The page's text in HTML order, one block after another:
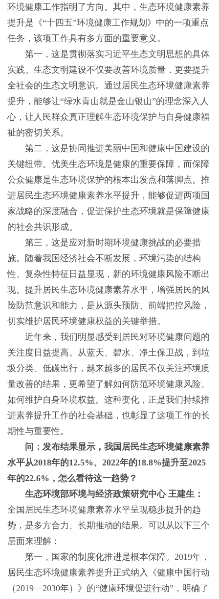
环境健康工作指明了方向。其中，生态环境健康素养
提升是《“十四五”环境健康工作规划》中的一项重点
任务，该项工作具有多方面的重要意义。
第一，这是贯彻落实习近平生态文明思想的具体
实践。生态文明建设不仅要改善环境质量，更要提升
全社会的生态文明意识。通过居民生态环境健康素养
提升，能够让“绿水青山就是金山银山”的理念深入人
心，让人民群众真正理解生态环境保护与自身健康福
祉的密切关系。
第二，这是协同推进美丽中国和健康中国建设的
关键纽带。优美生态环境是健康的重要保障，而保障
公众健康是生态环境保护的根本出发点和落脚点。推
进居民生态环境健康素养水平提升，能够促进两项国
家战略的深度融合，促进保护生态环境就是保障健康
的社会共识形成。
第三，这是应对新时期环境健康挑战的必要措
施。随着我国经济社会不断发展，环境污染的结构
性、复杂性特征日益显现，新的环境健康风险不断出
现。提升居民生态环境健康素养水平，增强居民的风
险防范意识和能力，是从源头预防、前端把控风险，
切实维护居民环境健康权益的关键举措。
近年来，我们明显感受到居民对环境健康问题的
关注度日益提高。从蓝天、碧水、净土保卫战，到垃
圾分类、低碳出行，越来越多的居民不仅关注环境质
量改善的结果，更希望了解如何防范环境健康风险、
如何维护自身环境权益。这种变化，正是我们持续推
进素养提升工作的社会基础，也彰显了这项工作的长
期性与重要性。
问：发布结果显示，我国居民生态环境健康素养
水平从2018年的12.5%、2022年的18.8%提升至2025
年的22.6%，怎么看待这一趋势？
生态环境部环境与经济政策研究中心 王建生：
全国居民生态环境健康素养水平呈现稳步提升的趋
势，是多方合力、长期推动的结果。可以从以下三个
层面来理解：
第一，国家的制度化推进是根本保障。2019年，
居民生态环境健康素养提升正式纳入《健康中国行动
（2019—2030年）》的“健康环境促进行动”，明确了